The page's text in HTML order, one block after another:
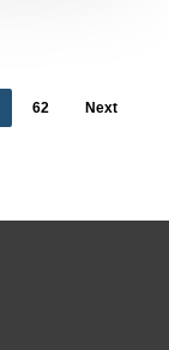
62 Next